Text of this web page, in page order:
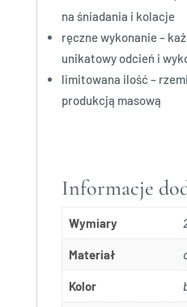
na śniadania i kolacje
ręczne wykonanie –
unikatowy odcień i
limitowana ilość –
produkcją masową
Informacje
Wymiary
Materiał
Kolor